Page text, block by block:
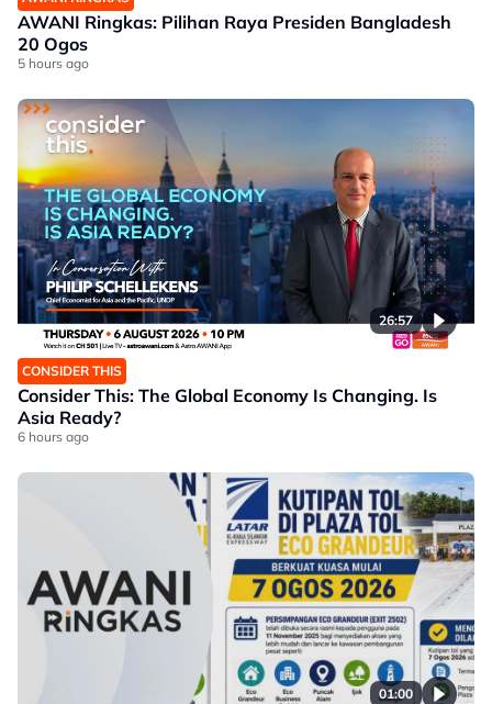
AWANI Ringkas: Pilihan Raya Presiden Bangladesh
20 Ogos
5 hours ago
26:57
CONSIDER THIS
Consider This: The Global Economy Is Changing. Is
Asia Ready?
6 hours ago
01:00